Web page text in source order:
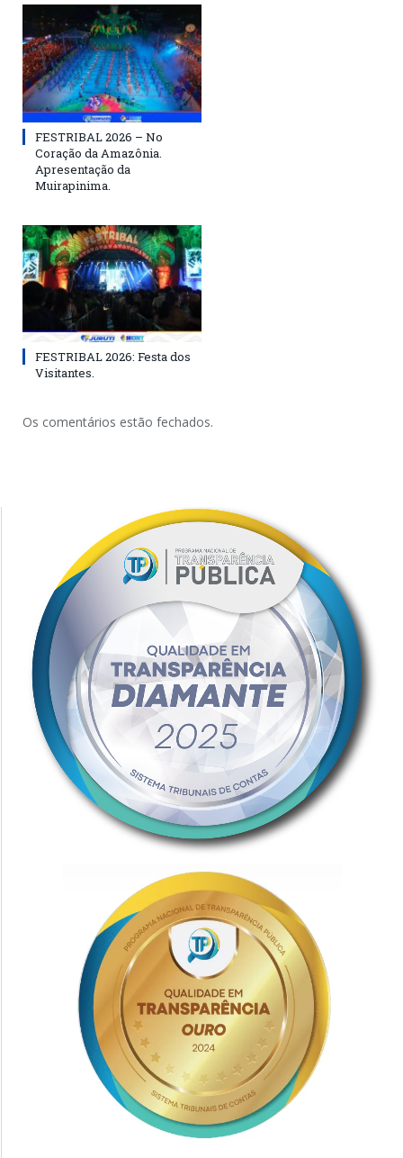
FESTRIBAL 2026 – No
Coração da Amazônia.
Apresentação da
Muirapinima.
FESTRIBAL 2026: Festa dos
Visitantes.
Os comentários estão fechados.